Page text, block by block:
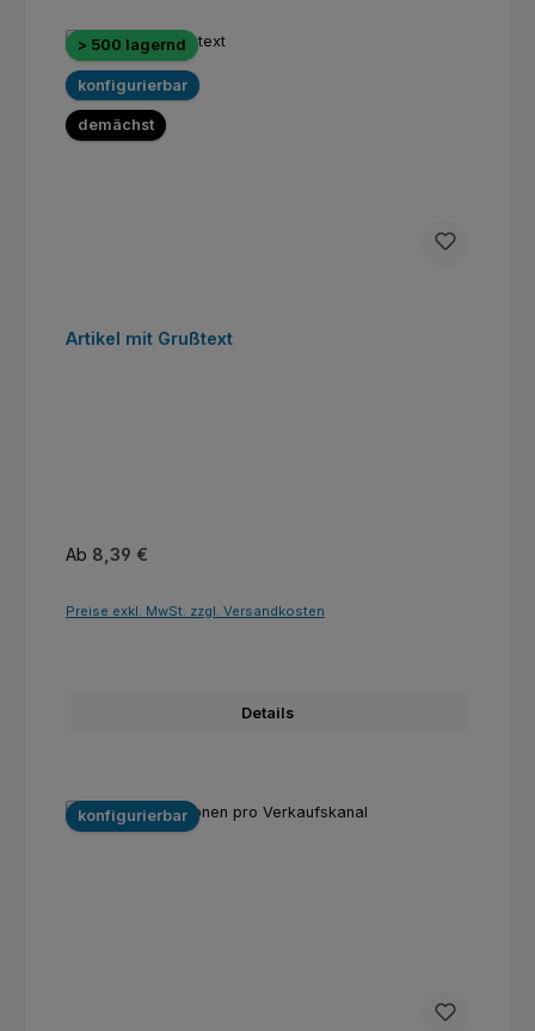
> 500 lagernd
konfigurierbar
demächst
Artikel mit Grußtext
Regulärer Preis:
Ab 8,39 €
Preise exkl. MwSt. zzgl. Versandkosten
Details
konfigurierbar